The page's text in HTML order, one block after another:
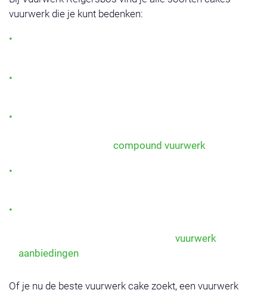
vuurwerk die je kunt bedenken:
compound vuurwerk
vuurwerk
aanbiedingen
Of je nu de beste vuurwerk cake zoekt, een vuurwerk